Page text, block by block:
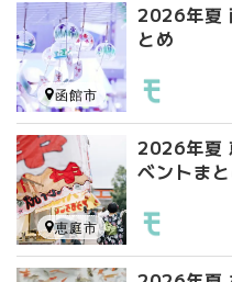
2026年夏
とめ
函館市
2026年夏
ベントま
恵庭市